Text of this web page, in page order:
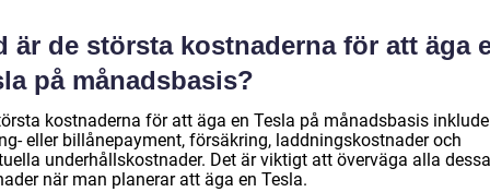
är de största kostnaderna för att äga
på månadsbasis?
kostnaderna för att äga en Tesla på månadsbasis
eller billånepayment, försäkring, laddningskostnader och
underhållskostnader. Det är viktigt att överväga alla dessa
när man planerar att äga en Tesla.